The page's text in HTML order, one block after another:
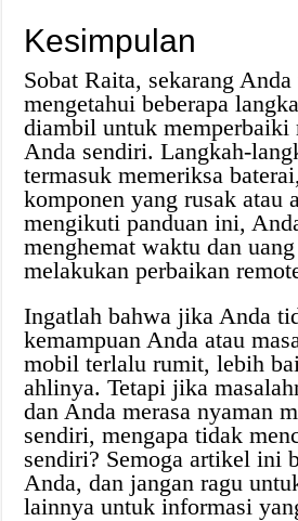
Kesimpulan
Sobat Raita, sekarang Anda
mengetahui beberapa
diambil untuk memperbaiki
Anda sendiri. Langkah-
termasuk memeriksa
komponen yang rusak atau
mengikuti panduan ini,
menghemat waktu dan
melakukan perbaikan
Ingatlah bahwa jika Anda
kemampuan Anda atau
mobil terlalu rumit, lebih
ahlinya. Tetapi jika
dan Anda merasa nyaman
sendiri, mengapa tidak
sendiri? Semoga artikel ini
Anda, dan jangan ragu
lainnya untuk informasi